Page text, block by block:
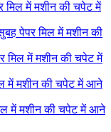
मिल में मशीन की चपेट में
पेपर मिल में मशीन की
मिल में मशीन की चपेट में
में मशीन की चपेट में आने
में मशीन की चपेट में आने